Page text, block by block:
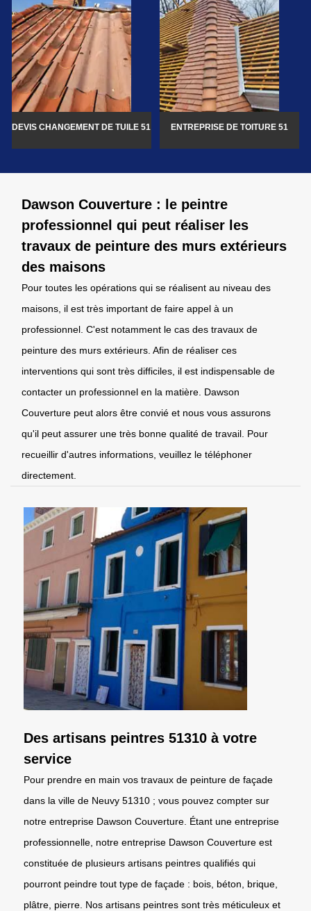
DEVIS CHANGEMENT DE TUILE 51 ENTREPRISE DE TOITURE 51
Dawson Couverture : le peintre
professionnel qui peut réaliser les
travaux de peinture des murs extérieurs
des maisons
Pour toutes les opérations qui se réalisent au niveau des
maisons, il est très important de faire appel à un
professionnel. C'est notamment le cas des travaux de
peinture des murs extérieurs. Afin de réaliser ces
interventions qui sont très difficiles, il est indispensable de
contacter un professionnel en la matière. Dawson
Couverture peut alors être convié et nous vous assurons
qu'il peut assurer une très bonne qualité de travail. Pour
recueillir d'autres informations, veuillez le téléphoner
directement.
Des artisans peintres 51310 à votre
service
Pour prendre en main vos travaux de peinture de façade
dans la ville de Neuvy 51310 ; vous pouvez compter sur
notre entreprise Dawson Couverture. Étant une entreprise
professionnelle, notre entreprise Dawson Couverture est
constituée de plusieurs artisans peintres qualifiés qui
pourront peindre tout type de façade : bois, béton, brique,
plâtre, pierre. Nos artisans peintres sont très méticuleux et